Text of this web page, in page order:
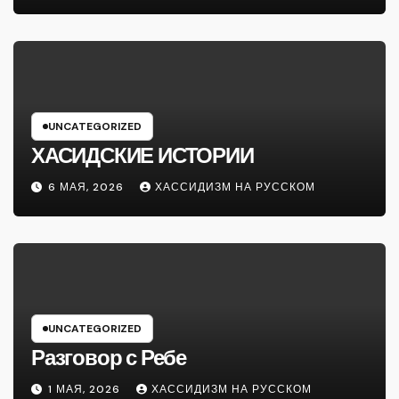
UNCATEGORIZED
ХАСИДСКИЕ ИСТОРИИ
6 МАЯ, 2026 ХАССИДИЗМ НА РУССКОМ
UNCATEGORIZED
Разговор с Ребе
1 МАЯ, 2026 ХАССИДИЗМ НА РУССКОМ